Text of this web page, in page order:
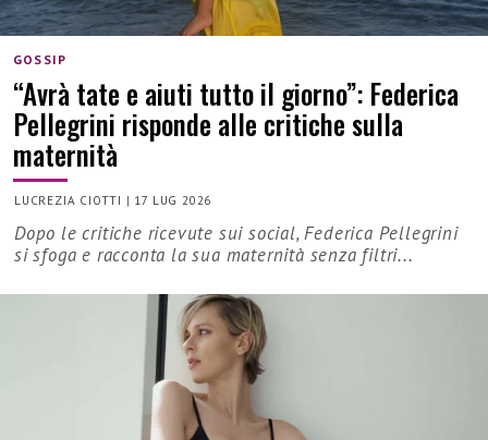
GOSSIP
“Avrà tate e aiuti tutto il giorno”: Federica
Pellegrini risponde alle critiche sulla
maternità
LUCREZIA CIOTTI | 17 LUG 2026
Dopo le critiche ricevute sui social, Federica Pellegrini
si sfoga e racconta la sua maternità senza filtri...